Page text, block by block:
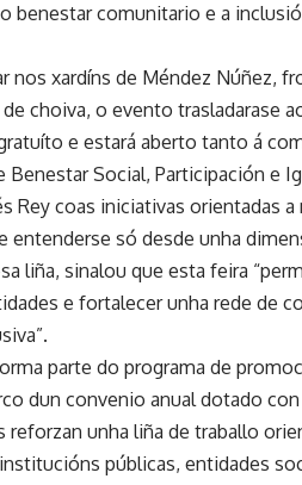
benestar comunitario e a
nos xardíns de Méndez Núñez,
choiva, o evento trasladarase
e estará aberto tanto á
Benestar Social, Participación e
Rey coas iniciativas orientadas
entenderse só desde unha
liña, sinalou que esta feira
e fortalecer unha rede de
parte do programa de
dun convenio anual dotado
reforzan unha liña de traballo
públicas, entidades